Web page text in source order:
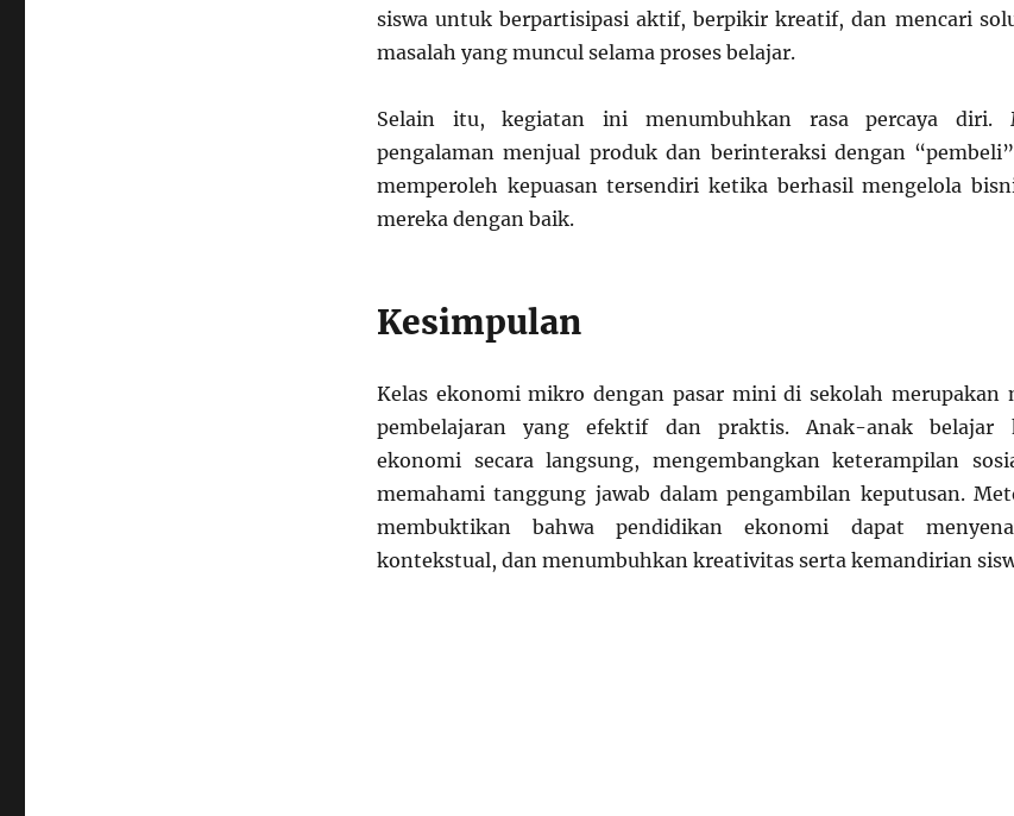
siswa untuk berpartisipasi aktif, berpikir kreatif, dan mencari
masalah yang muncul selama proses belajar.
Selain itu, kegiatan ini menumbuhkan rasa percaya diri.
pengalaman menjual produk dan berinteraksi dengan
memperoleh kepuasan tersendiri ketika berhasil mengelola
mereka dengan baik.
Kesimpulan
Kelas ekonomi mikro dengan pasar mini di sekolah merupakan
pembelajaran yang efektif dan praktis. Anak-anak belajar
ekonomi secara langsung, mengembangkan keterampilan
memahami tanggung jawab dalam pengambilan keputusan.
membuktikan bahwa pendidikan ekonomi dapat
kontekstual, dan menumbuhkan kreativitas serta kemandirian